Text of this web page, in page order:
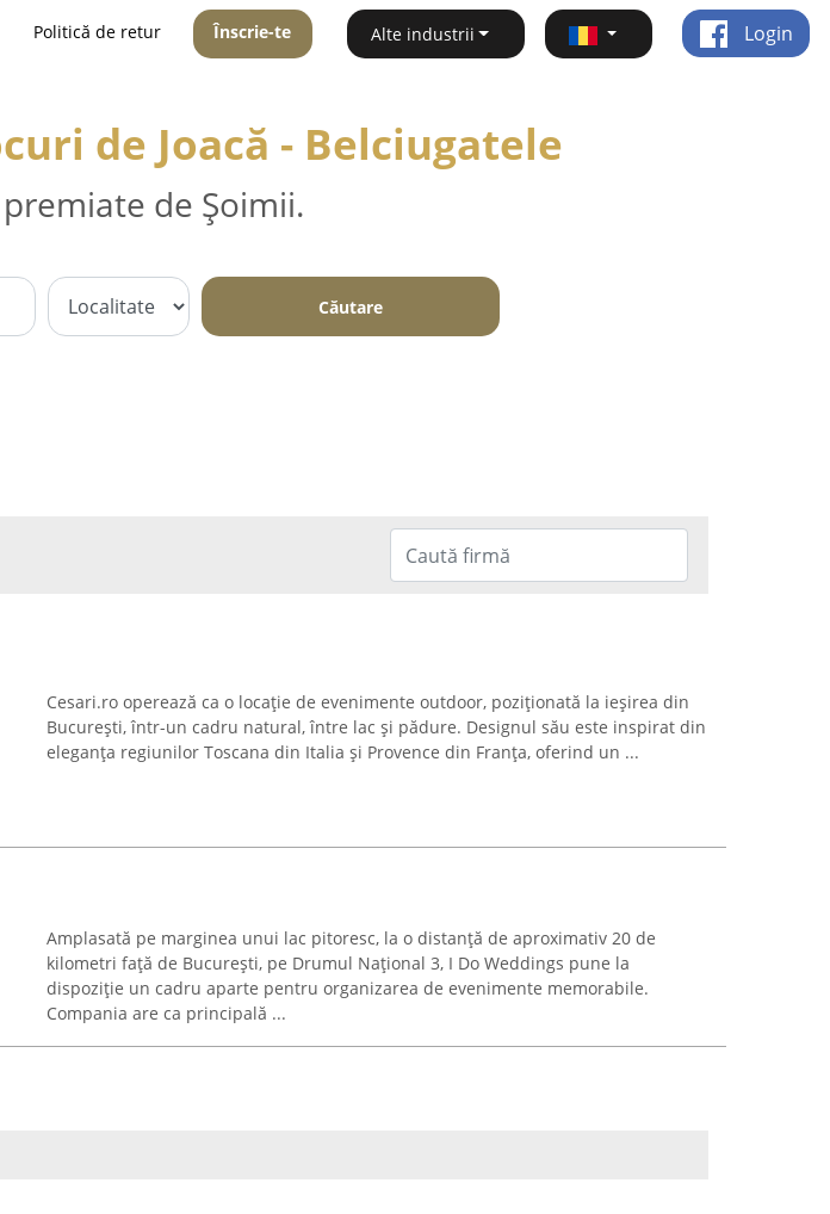
Politică de retur Înscrie-te Alte industrii Login
de Joacă - Belciugatele
de Șoimii.
Căutare
Cesari.ro operează ca o locație de evenimente outdoor, poziționată la ieșirea din
București, într-un cadru natural, între lac și pădure. Designul său este inspirat din
eleganța regiunilor Toscana din Italia și Provence din Franța, oferind un ...
Amplasată pe marginea unui lac pitoresc, la o distanță de aproximativ 20 de
kilometri față de București, pe Drumul Național 3, I Do Weddings pune la
dispoziție un cadru aparte pentru organizarea de evenimente memorabile.
Compania are ca principală ...